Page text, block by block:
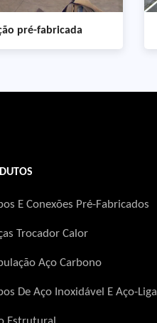
pré-fabricada
E Conexões Pré-Fabricados
Trocador Calor
Aço Carbono
De Aço Inoxidável E Aço-Liga